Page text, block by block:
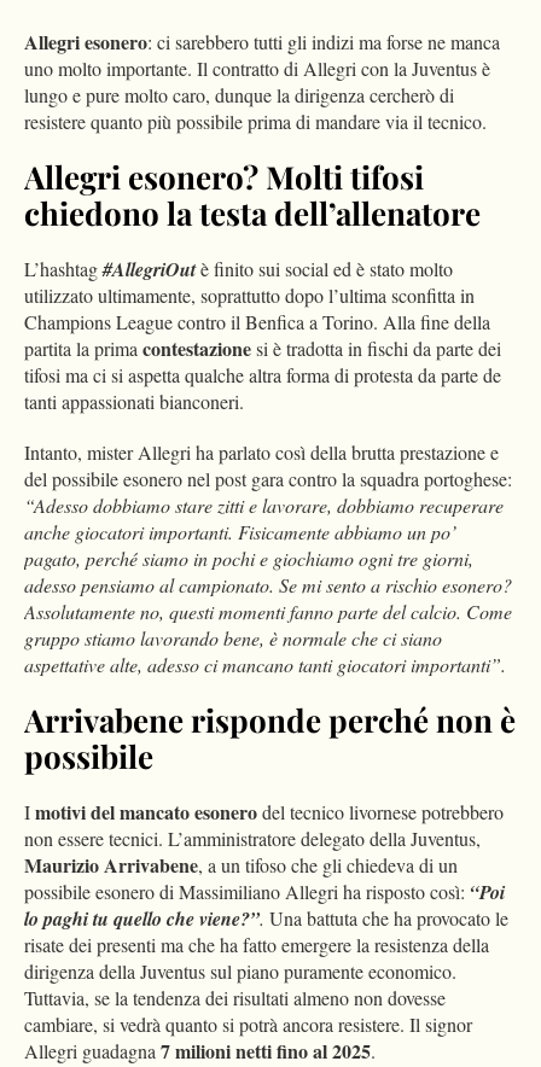
Allegri esonero: ci sarebbero tutti gli indizi ma forse ne manca
uno molto importante. Il contratto di Allegri con la Juventus è
lungo e pure molto caro, dunque la dirigenza cercherò di
resistere quanto più possibile prima di mandare via il tecnico.
Allegri esonero? Molti tifosi
chiedono la testa dell’allenatore
L’hashtag#AllegriOutè finito sui social ed è stato molto
utilizzato ultimamente, soprattutto dopo l’ultima sconfitta in
Champions League contro il Benfica a Torino. Alla fine della
partita la primacontestazionesi è tradotta in fischi da parte dei
tifosi ma ci si aspetta qualche altra forma di protesta da parte de
tanti appassionati bianconeri.
Intanto, mister Allegri ha parlato così della brutta prestazione e
del possibile esonero nel post gara contro la squadra portoghese:
“Adesso dobbiamo stare zitti e lavorare, dobbiamo recuperare
anche giocatori importanti. Fisicamente abbiamo un po’
pagato, perché siamo in pochi e giochiamo ogni tre giorni,
adesso pensiamo al campionato. Se mi sento a rischio esonero?
Assolutamente no, questi momenti fanno parte del calcio. Come
gruppo stiamo lavorando bene, è normale che ci siano
aspettative alte, adesso ci mancano tanti giocatori importanti”.
Arrivabene risponde perché non è
possibile
Imotivi del mancato esonerodel tecnico livornese potrebbero
non essere tecnici. L’amministratore delegato della Juventus,
Maurizio Arrivabene, a un tifoso che gli chiedeva di un
possibile esonero di Massimiliano Allegri ha risposto così: “Poi
lo paghi tu quello che viene?”. Una battuta che ha provocato le
risate dei presenti ma che ha fatto emergere la resistenza della
dirigenza della Juventus sul piano puramente economico.
Tuttavia, se la tendenza dei risultati almeno non dovesse
cambiare, si vedrà quanto si potrà ancora resistere. Il signor
Allegri guadagna7 milioni netti fino al 2025.